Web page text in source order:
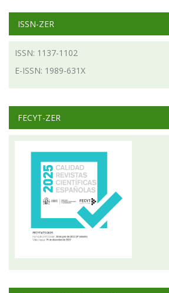
ISSN-ZER
ISSN: 1137-1102
E-ISSN: 1989-631X
FECYT-ZER